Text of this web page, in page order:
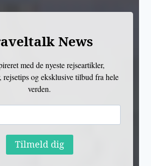
News
med de nyeste rejseartikler,
rejsetips og eksklusive tilbud fra hele
verden.
Tilmeld dig